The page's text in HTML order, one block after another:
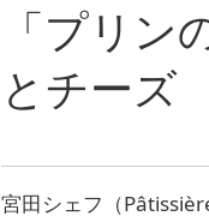
「プリ
とチーズ
宮田シェフ（